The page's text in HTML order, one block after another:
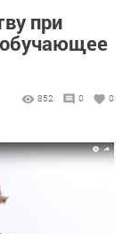
при
852 0 0